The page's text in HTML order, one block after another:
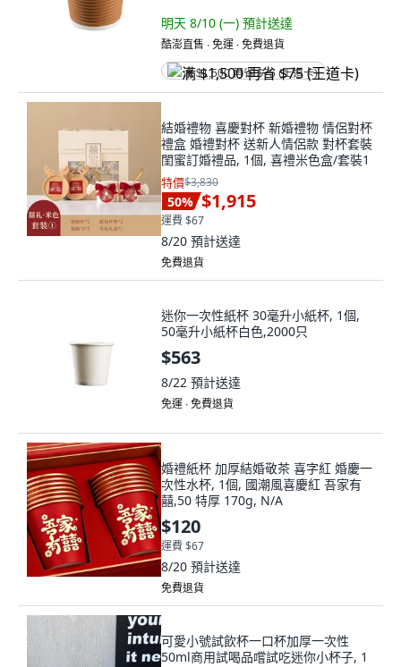
明天 8/10 (一) 預計送達
酷澎直售 ∙ 免運 ∙ 免費退貨
满 $1,500 再省 $75 (王道卡)
結婚禮物 喜慶對杯 新婚禮物 情侶對杯
禮盒 婚禮對杯 送新人情侶款 對杯套裝
閨蜜訂婚禮品, 1個, 喜禮米色盒/套裝1
特價$3,830
50% $1,915
運費 $67
8/20 預計送達
免費退貨
迷你一次性紙杯 30毫升小紙杯, 1個,
50毫升小紙杯白色,2000只
$563
8/22 預計送達
免運 ∙ 免費退貨
婚禮紙杯 加厚結婚敬茶 喜字紅 婚慶一
次性水杯, 1個, 國潮風喜慶紅 吾家有
囍,50 特厚 170g, N/A
$120
運費 $67
8/20 預計送達
免費退貨
可愛小號試飲杯一口杯加厚一次性
50ml商用試喝品嚐試吃迷你小杯子, 1